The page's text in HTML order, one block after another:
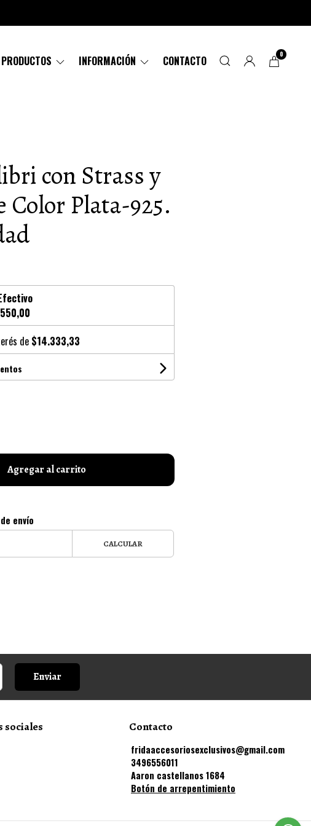
PRODUCTOS INFORMACIÓN CONTACTO 0
con Strass y
Color Plata-925.
de $14.333,33
Agregar al carrito
envío
CALCULAR
Enviar
sociales Contacto
fridaaccesoriosexclusivos@gmail.com
3496556011
Aaron castellanos 1684
Botón de arrepentimiento